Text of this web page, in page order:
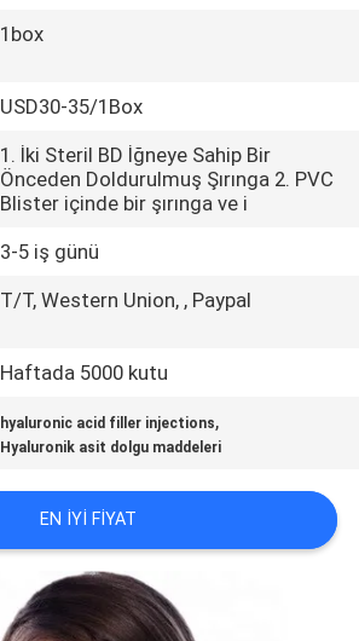
1box
USD30-35/1Box
1. İki Steril BD İğneye Sahip Bir
Önceden Doldurulmuş Şırınga 2. PVC
Blister içinde bir şırınga ve i
3-5 iş günü
T/T, Western Union, , Paypal
Haftada 5000 kutu
hyaluronic acid filler injections,
Hyaluronik asit dolgu maddeleri
EN IYI FIYAT